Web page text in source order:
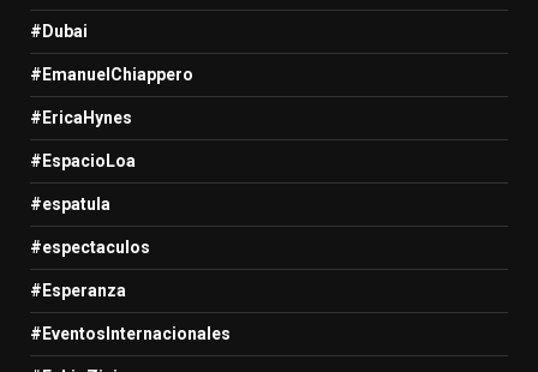
#Dubai
#EmanuelChiappero
#EricaHynes
#EspacioLoa
#espatula
#espectaculos
#Esperanza
#EventosInternacionales